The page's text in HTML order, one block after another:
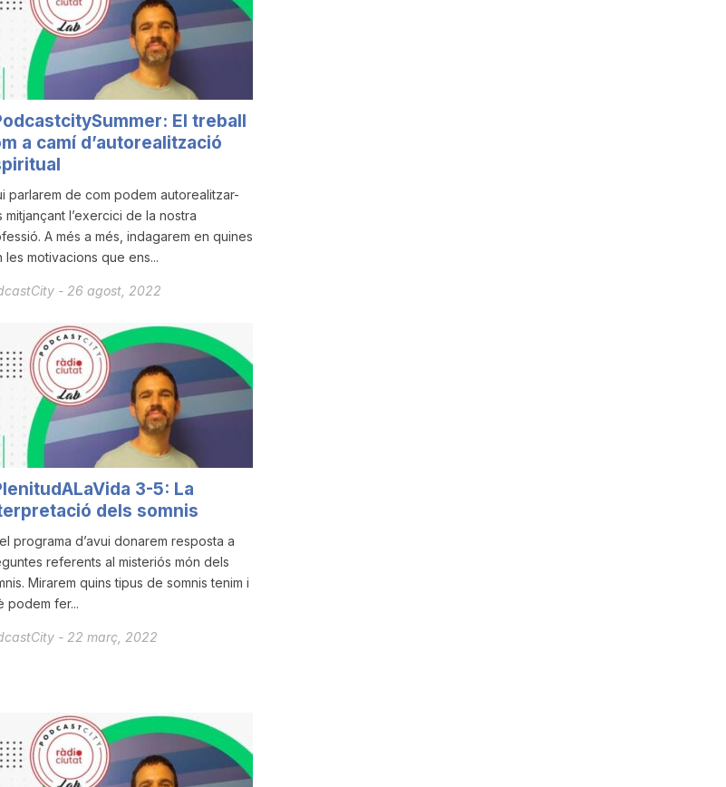
El treball
a camí d’autorealització
parlarem de com podem autorealitzar-
mitjançant l’exercici de la nostra
A més a més, indagarem en quines
les motivacions que ens...
- 26 agost, 2022
3-5: La
dels somnis
programa d’avui donarem resposta a
referents al misteriós món dels
Mirarem quins tipus de somnis tenim i
podem fer...
- 22 març, 2022